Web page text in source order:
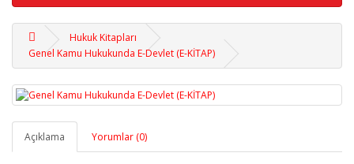
Hukuk Kitapları
Genel Kamu Hukukunda E-Devlet (E-KİTAP)
Açıklama Yorumlar (0)